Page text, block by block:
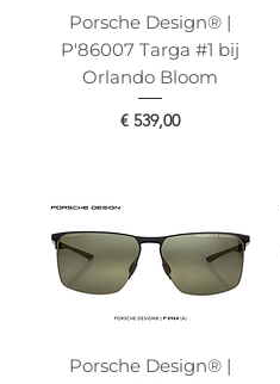
Porsche Design® |
P'86007 Targa #1 bij
Orlando Bloom
Prijs
€ 539,00
Porsche Design® |